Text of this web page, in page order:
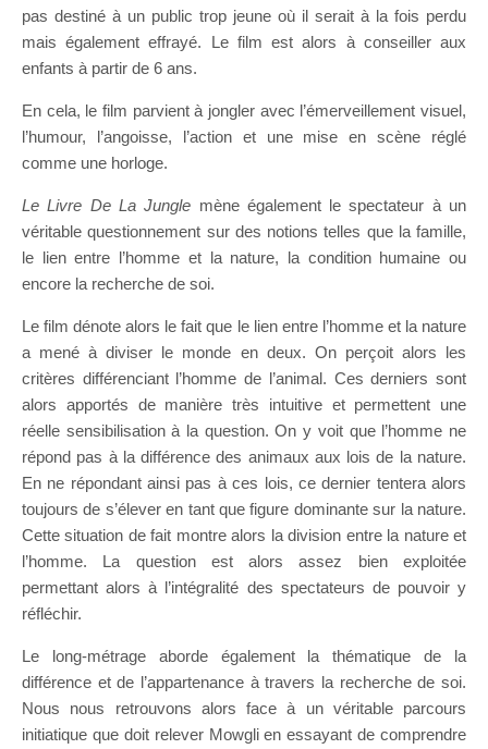
pas destiné à un public trop jeune où il serait à la fois perdu
mais également effrayé. Le film est alors à conseiller aux
enfants à partir de 6 ans.
En cela, le film parvient à jongler avec l’émerveillement visuel,
l’humour, l’angoisse, l’action et une mise en scène réglé
comme une horloge.
Le Livre De La Jungle mène également le spectateur à un
véritable questionnement sur des notions telles que la famille,
le lien entre l’homme et la nature, la condition humaine ou
encore la recherche de soi.
Le film dénote alors le fait que le lien entre l’homme et la nature
a mené à diviser le monde en deux. On perçoit alors les
critères différenciant l’homme de l’animal. Ces derniers sont
alors apportés de manière très intuitive et permettent une
réelle sensibilisation à la question. On y voit que l’homme ne
répond pas à la différence des animaux aux lois de la nature.
En ne répondant ainsi pas à ces lois, ce dernier tentera alors
toujours de s’élever en tant que figure dominante sur la nature.
Cette situation de fait montre alors la division entre la nature et
l’homme. La question est alors assez bien exploitée
permettant alors à l’intégralité des spectateurs de pouvoir y
réfléchir.
Le long-métrage aborde également la thématique de la
différence et de l’appartenance à travers la recherche de soi.
Nous nous retrouvons alors face à un véritable parcours
initiatique que doit relever Mowgli en essayant de comprendre